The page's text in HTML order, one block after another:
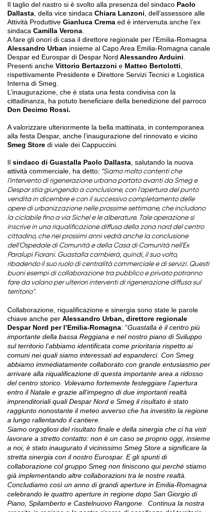
Il taglio del nastro si è svolto alla presenza del sindaco Paolo
Dallasta, della vice sindaca Chiara Lanzoni, dell’assessore alle
Attività Produttive Gianluca Crema ed è intervenuta anche l’ex
sindaca Camilla Verona.
A fare gli onori di casa il direttore regionale per l’Emilia-Romagna
Alessandro Urban insieme al Capo Area Emilia-Romagna canale
Despar ed Eurospar di Despar Nord Alessandro Arduini.
Presenti anche Vittorio Bertazzoni e Matteo Bertolotti,
rispettivamente Presidente e Direttore Servizi Tecnici e Logistica
Interna di Smeg.
L’inaugurazione, che è stata una festa condivisa con la
cittadinanza, ha potuto beneficiare della benedizione del parroco
Don Decimo Rossi.
A valorizzare ulteriormente la bella mattinata, in contemporanea
alla festa Despar, anche l’inaugurazione del rinnovato e vicino
Smeg Store di viale dei Cappuccini.
Il sindaco di Guastalla Paolo Dallasta, salutando la nuova
attività commerciale, ha detto: “Siamo molto contenti che
l'intervento di rigenerazione urbana portato avanti da Smeg e
Despar stia giungendo a conclusione, con l'apertura del punto
vendita in dicembre e con il successivo completamento delle
opere di urbanizzazione nelle prossime settimane, che includono
la ciclabile fino a via Sichel e le alberature. Tale operazione si
inscrive in una riqualificazione diffusa della zona nord del centro
cittadino, che nei prossimi anni vedrà anche la conclusione
dell'Ospedale di Comunità e della Casa di Comunità nell'Ex
Paralupi Fiorani. Guastalla cambierà, quindi, il suo volto,
ribadendo il suo ruolo di centralità commerciale e di servizi. Questi
buoni esempi di collaborazione tra pubblico e privato potranno
fare da volano per ulteriori interventi di rigenerazione diffusa sul
territorio".
Collaborazione, riqualificazione e sinergia sono state le parole
chiave anche per Alessandro Urban, direttore regionale
Despar Nord per l’Emilia-Romagna: “Guastalla è il centro più
importante della bassa Reggiana e nel nostro piano di Sviluppo
sul territorio l’abbiamo identificata come prioritaria rispetto ai
comuni nei quali siamo interessati ad espanderci. Con Smeg
abbiamo immediatamente collaborato con grande entusiasmo per
arrivare alla riqualificazione di questa importante area a ridosso
del centro storico. Volevamo fortemente festeggiare l’apertura
entro il Natale e grazie all’impegno di due importanti realtà
imprenditoriali quali Despar Nord e Smeg il risultato è stato
raggiunto nonostante il meteo avverso che ha investito la regione
a lungo rallentando il cantiere.
Siamo orgogliosi del risultato finale e della sinergia che ci ha visti
lavorare a stretto contatto: non è un caso se proprio oggi, insieme
a noi, è stato inaugurato il vicinissimo Smeg Store a significare la
stretta sinergia con il nostro Eurospar. E gli spunti di
collaborazione col gruppo Smeg non finiscono qui perché stiamo
già implementando altre collaborazioni tra le nostre realtà.
Concludiamo così un anno di grandi aperture in Emilia-Romagna
celebrando le quattro aperture in regione dopo San Giorgio di
Piano, Spilamberto e Castelnuovo Rangone.
Continua la nostra